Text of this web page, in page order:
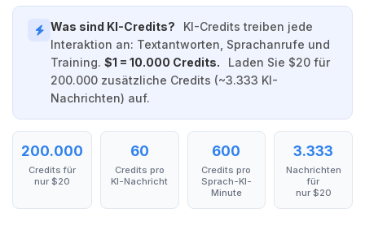
Was sind KI-Credits?
KI-Credits treiben jede
Interaktion an: Textantworten, Sprachanrufe und
Training. $1 = 10.000 Credits.
Laden Sie $20 für
200.000 zusätzliche Credits (~3.333 KI-
Nachrichten) auf.
200.000
Credits für
nur $20
60
Credits pro
KI-Nachricht
600
Credits pro
Sprach-KI-
Minute
3.333
Nachrichten
für
nur $20